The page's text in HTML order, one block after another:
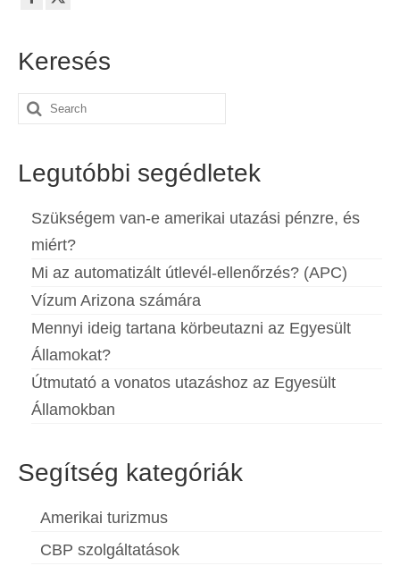
Keresés
Search
Legutóbbi segédletek
Szükségem van-e amerikai utazási pénzre, és
miért?
Mi az automatizált útlevél-ellenőrzés? (APC)
Vízum Arizona számára
Mennyi ideig tartana körbeutazni az Egyesült
Államokat?
Útmutató a vonatos utazáshoz az Egyesült
Államokban
Segítség kategóriák
Amerikai turizmus
CBP szolgáltatások